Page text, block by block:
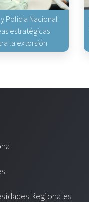
Policía Nacional
estratégicas
la extorsión
Regionales